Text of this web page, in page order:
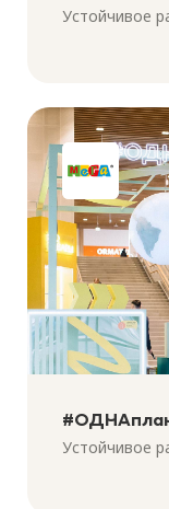
Устойчивое
Устойчивое